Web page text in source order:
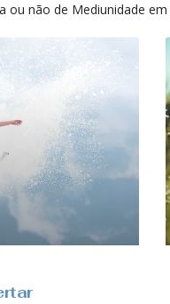
ou não de Mediunidade